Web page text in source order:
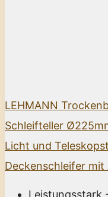
LEHMANN
Schleifteller
Licht und
Deckenschleifer mit
Leistungsstark